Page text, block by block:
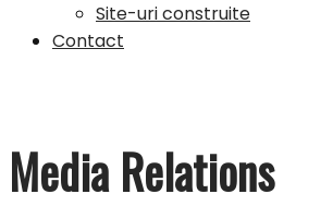
Site-uri construite
Contact
Media Relations